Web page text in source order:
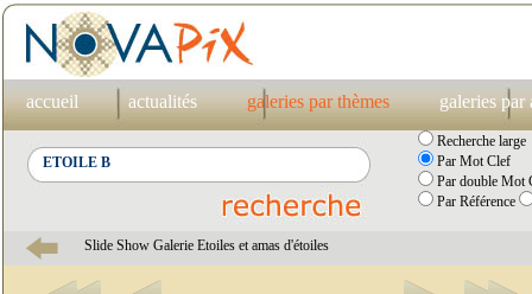
accueil actualités galeries par thèmes galeries par
Recherche large
Par Mot Clef
Par double Mot
Par Référence
Slide Show Galerie Etoiles et amas d'étoiles